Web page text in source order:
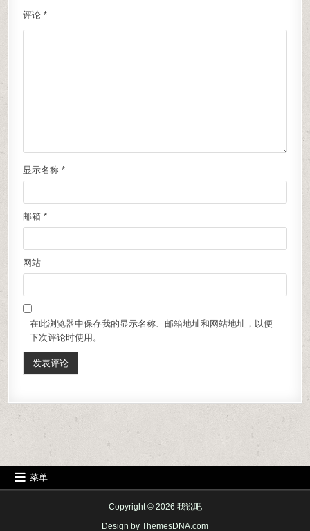
评论*
显示名称*
邮箱*
网站
在此浏览器中保存我的显示名称、邮箱地址和网站地址，以便
下次评论时使用。
菜单
Copyright © 2026 我说吧
Design by ThemesDNA.com